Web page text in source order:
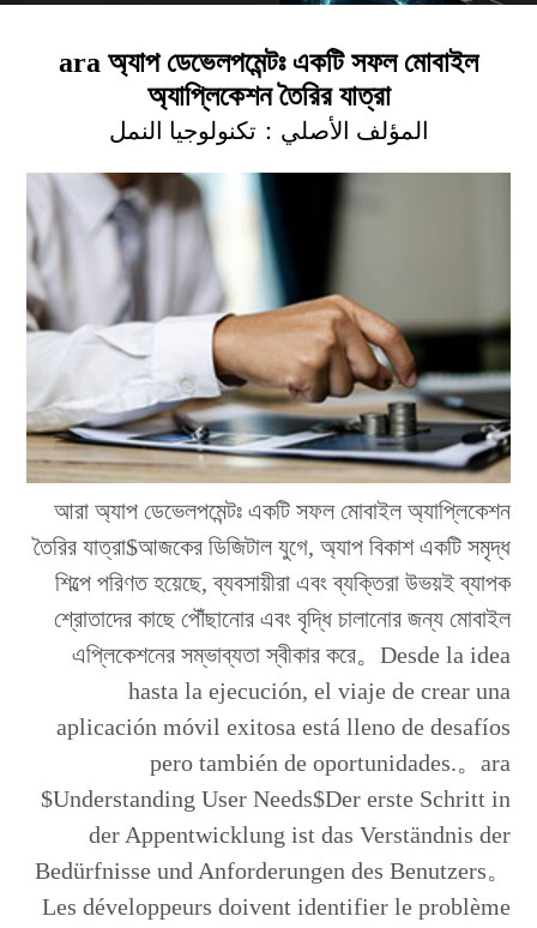
ara অ্যাপ ডেভেলপমেন্টঃ একটি সফল মোবাইল
অ্যাপ্লিকেশন তৈরির যাত্রা
المؤلف الأصلي： تكنولوجيا النمل
আরা অ্যাপ ডেভেলপমেন্টঃ একটি সফল মোবাইল অ্যাপ্লিকেশন
তৈরির যাত্রা$আজকের ডিজিটাল যুগে, অ্যাপ বিকাশ একটি সমৃদ্ধ
শিল্পে পরিণত হয়েছে, ব্যবসায়ীরা এবং ব্যক্তিরা উভয়ই ব্যাপক
শ্রোতাদের কাছে পৌঁছানোর এবং বৃদ্ধি চালানোর জন্য মোবাইল
এপ্লিকেশনের সম্ভাব্যতা স্বীকার করে。Desde la idea
hasta la ejecución, el viaje de crear una
aplicación móvil exitosa está lleno de desafíos
pero también de oportunidades.。ara
$Understanding User Needs$Der erste Schritt in
der Appentwicklung ist das Verständnis der
Bedürfnisse und Anforderungen des Benutzers。
Les développeurs doivent identifier le problème